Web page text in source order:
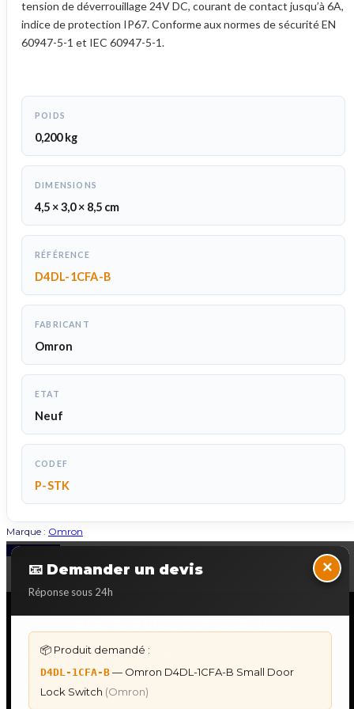
tension de déverrouillage 24V DC, courant de contact jusqu’à 6A,
indice de protection IP67. Conforme aux normes de sécurité EN
60947-5-1 et IEC 60947-5-1.
POIDS
0,200 kg
DIMENSIONS
4,5 × 3,0 × 8,5 cm
RÉFÉRENCE
D4DL-1CFA-B
FABRICANT
Omron
ETAT
Neuf
CODEF
P-STK
Marque : Omron
📧 Demander un devis
Réponse sous 24h
×
📦 Produit demandé :
D4DL-1CFA-B — Omron D4DL-1CFA-B Small Door
Lock Switch (Omron)
Back to Top
DÉPANNAGE AUTOMATES
Dépannage Schneider Modicon